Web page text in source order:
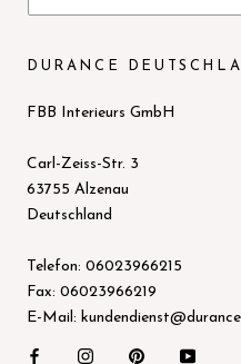
DURANCE
FBB Interieurs GmbH
Carl-Zeiss-Str. 3
63755 Alzenau
Deutschland
Telefon: 06023966215
Fax: 06023966219
E-Mail: